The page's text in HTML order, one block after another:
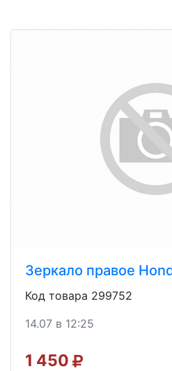
Зеркало правое
Код товара 299752
14.07 в 12:25
1 450